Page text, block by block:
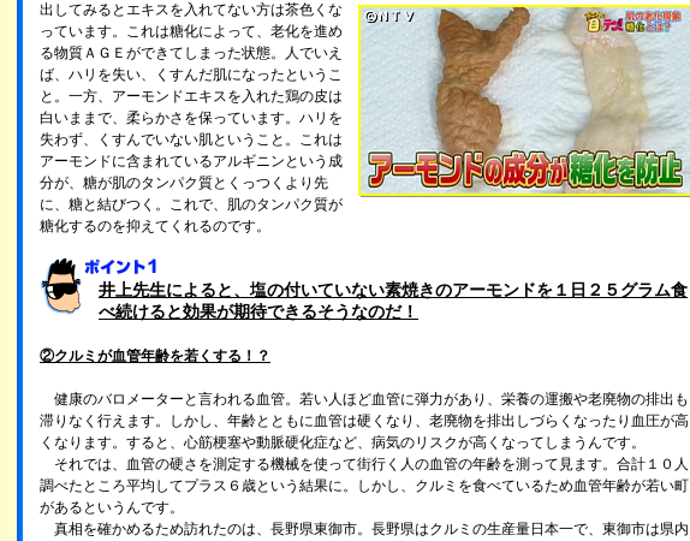
出してみるとエキスを入れてない方は茶色くな
っています。これは糖化によって、老化を進め
る物質ＡＧＥができてしまった状態。人でいえ
ば、ハリを失い、くすんだ肌になったというこ
と。一方、アーモンドエキスを入れた鶏の皮は
白いままで、柔らかさを保っています。ハリを
失わず、くすんでいない肌ということ。これは
アーモンドに含まれているアルギニンという成
分が、糖が肌のタンパク質とくっつくより先
に、糖と結びつく。これで、肌のタンパク質が
糖化するのを抑えてくれるのです。
井上先生によると、塩の付いていない素焼きのアーモンドを１日２５グラム食
べ続けると効果が期待できるそうなのだ！
②クルミが血管年齢を若くする！？
健康のバロメーターと言われる血管。若い人ほど血管に弾力があり、栄養の運搬や老廃物の排出も
滞りなく行えます。しかし、年齢とともに血管は硬くなり、老廃物を排出しづらくなったり血圧が高
くなります。すると、心筋梗塞や動脈硬化症など、病気のリスクが高くなってしまうんです。
それでは、血管の硬さを測定する機械を使って街行く人の血管の年齢を測って見ます。合計１０人
調べたところ平均してプラス６歳という結果に。しかし、クルミを食べているため血管年齢が若い町
があるというんです。
真相を確かめるため訪れたのは、長野県東御市。長野県はクルミの生産量日本一で、東御市は県内